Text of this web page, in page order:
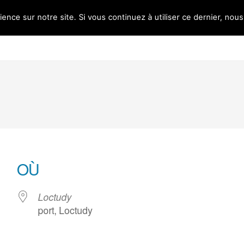
OÙ
Loctudy
port, Loctudy
sur notre site. Si vous continuez à utiliser ce dernier,